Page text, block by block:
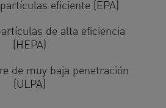
eficiente (EPA)
de alta eficiencia
(HEPA)
de muy baja penetración
(ULPA)